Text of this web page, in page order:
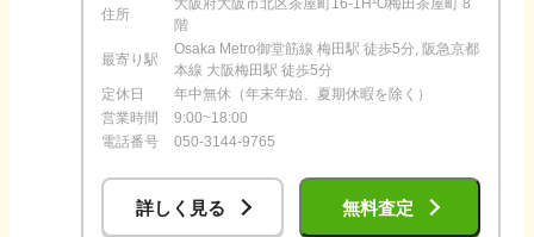
住所
大阪府大阪市北区茶屋町16-1H¹O梅田茶屋町 8
階
最寄り駅
Osaka Metro御堂筋線 梅田駅 徒歩5分, 阪急京都
本線 大阪梅田駅 徒歩5分
定休日
年中無休（年末年始、夏期休暇を除く）
営業時間
9:00~18:00
電話番号
050-3144-9765
詳しく見る 無料査定